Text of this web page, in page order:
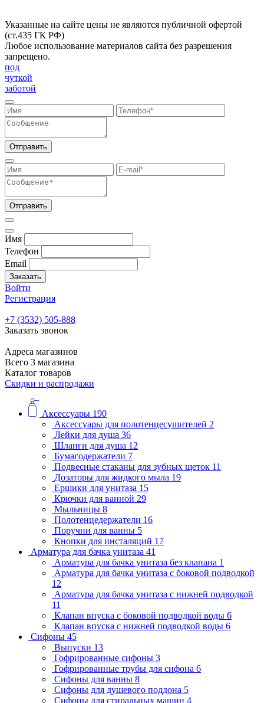
Указанные на сайте цены не являются публичной офертой
(ст.435 ГК РФ)
Любое использование материалов сайта без разрешения
запрещено.
под
чуткой
заботой
Отправить
Отправить
Имя
Телефон
Email
Заказать
Войти
Регистрация
+7 (3532) 505-888
Заказать звонок
Адреса магазинов
Всего 3 магазина
Каталог товаров
Скидки и распродажи
Аксессуары 190
Аксессуары для полотенцесушителей 2
Лейки для душа 36
Шланги для душа 12
Бумагодержатели 7
Подвесные стаканы для зубных щеток 11
Дозаторы для жидкого мыла 19
Ершики для унитаза 15
Крючки для ванной 29
Мыльницы 8
Полотенцедержатели 16
Поручни для ванны 5
Кнопки для инсталяций 17
Арматура для бачка унитаза 41
Арматура для бачка унитаза без клапана 1
Арматура для бачка унитаза с боковой подводкой
12
Арматура для бачка унитаза с нижней подводкой
11
Клапан впуска с боковой подводкой воды 6
Клапан впуска с нижней подводкой воды 6
Сифоны 45
Выпуски 13
Гофрированные сифоны 3
Гофрированные трубы для сифона 6
Сифоны для ванны 8
Сифоны для душевого поддона 5
Сифоны для стиральных машин 4